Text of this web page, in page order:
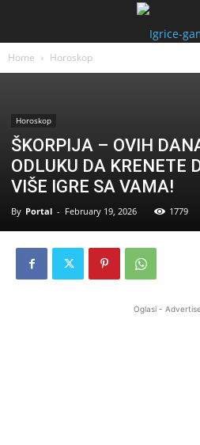
Home Horoskop
Horoskop
ŠKORPIJA – OVIH
ODLUKU DA KRENETE
VIŠE IGRE SA VAMA!
By Portal - February 19, 2026 1779
Oglasi -